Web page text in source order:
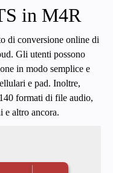
in M4R
di conversione online di
Gli utenti possono
in modo semplice e
e pad. Inoltre,
formati di file audio,
e altro ancora.